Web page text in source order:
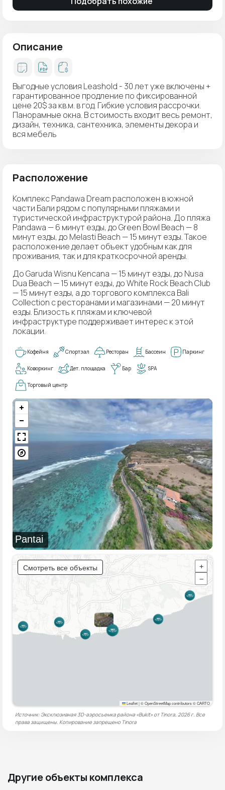
Описание
Выгодные условия Leashold - 30 лет уже включены +
гарантированное продление по фиксированной
цене 20$ за кв.м. в год. Гибкие условия рассрочки.
Панорамные окна. В стоимость входит весь ремонт,
дизайн, техника, сантехника, элементы декора и
вся мебель
Расположение
Комплекс Pandawa Dream расположен в южной
части Бали рядом с популярными пляжами и
туристической инфраструктурой района. До пляжа
Pandawa — 6 минут езды, до Green Bowl Beach — 8
минут езды, до Melasti Beach — 15 минут езды. Такое
расположение делает объект удобным как для
проживания, так и для краткосрочной аренды.
До Garuda Wisnu Kencana — 15 минут езды, до Nusa
Dua Beach — 15 минут езды, до White Rock Beach Club
— 15 минут езды, а до торгового комплекса Bali
Collection с ресторанами и магазинами — 20 минут
езды. Близость к пляжам и ключевой
инфраструктуре поддерживает интерес к этой
локации.
Кофейня Спортзал Ресторан Бассеин Паркинг
Коворкинг Дет. площадка Бар SPA
Торговый центр
Pantai
Смотреть все объекты
+
−
Leaflet|© OpenStreetMap contributors © CARTO
Источник: Эксклюзивная 3D-аэросъемка района «Bukit» от Tinora, 2026 г. Все
права защищены. Копирование запрещено Tinora
Другие объекты комплекса